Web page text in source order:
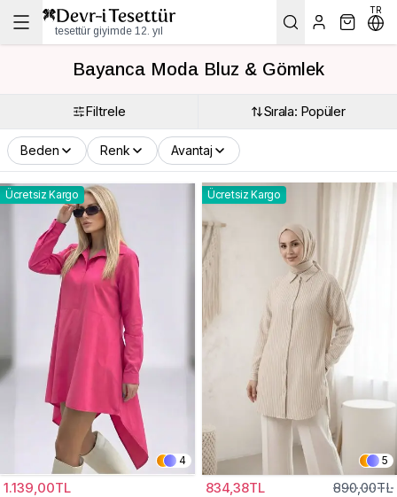
tesettür giyimde 12. yıl
TR
Bayanca Moda Bluz & Gömlek
Filtrele Sırala: Popüler
Beden Renk Avantaj
Ücretsiz Kargo
4
1.139,00TL
Ücretsiz Kargo
5
834,38TL 890,00TL